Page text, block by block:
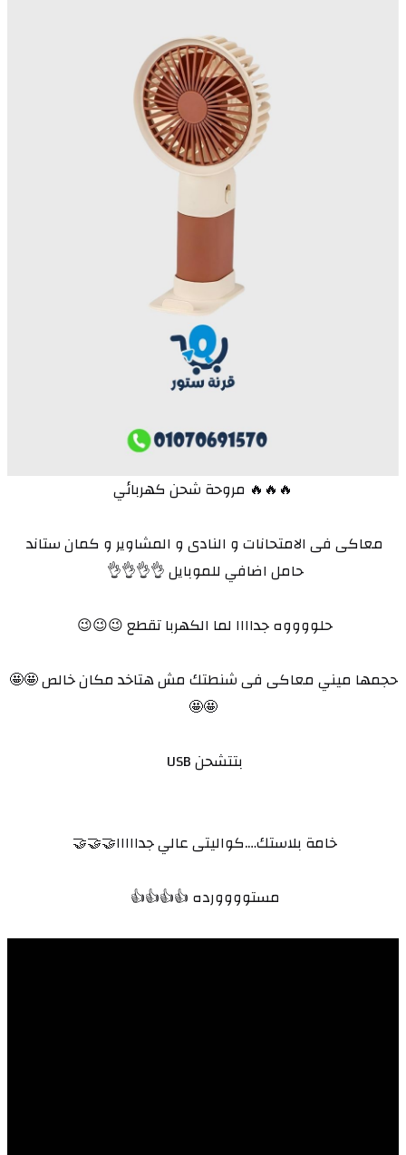
🔥🔥🔥 مروحة شحن كهربائي
حامل اضافي للموبايل 👌👌👌👌
حلووووه جداااا لما الكهربا تقطع 😉😉😉
حجمها ميني معاكى فى شنطتك مش هتاخد مكان خالص 🤩🤩
🤩🤩
بتتشحن USB
خامة بلاستك….كواليتى عالي جدااااا🤝🤝🤝
مستوووورده 👍👍👍👍